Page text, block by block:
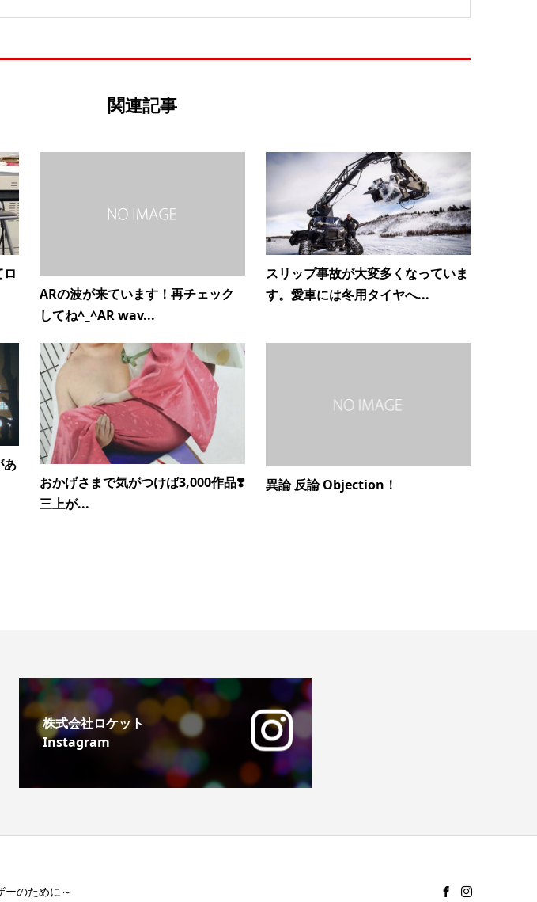
関連記事
ARの波が来ています！再チェック
してね^_^AR wav...
スリップ事故が大変多くなっていま
す。愛車には冬用タイヤへ...
あ
おかげさまで気がつけば3,000作品❣️
三上が...
異論 反論 Objection！
株式会社ロケット
Instagram
のために～